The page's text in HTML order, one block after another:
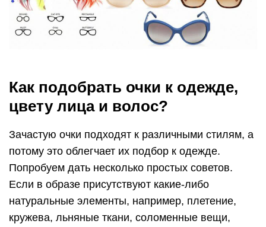
Как подобрать очки к одежде,
цвету лица и волос?
Зачастую очки подходят к различными стилям, а
потому это облегчает их подбор к одежде.
Попробуем дать несколько простых советов.
Если в образе присутствуют какие-либо
натуральные элементы, например, плетение,
кружева, льняные ткани, соломенные вещи,